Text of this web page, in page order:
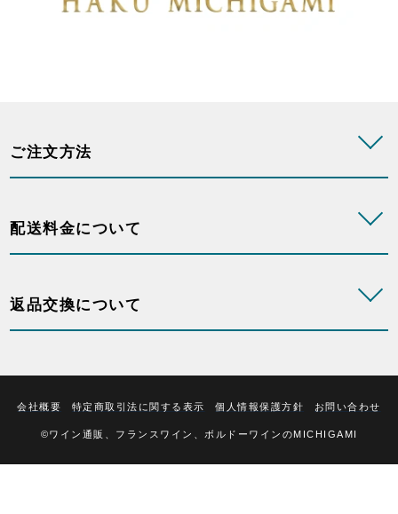
ご注文方法
配送料金について
返品交換について
会社概要 特定商取引法に関する表示 個人情報保護方針 お問い合わせ
©ワイン通販、フランスワイン、ボルドーワインのMICHIGAMI